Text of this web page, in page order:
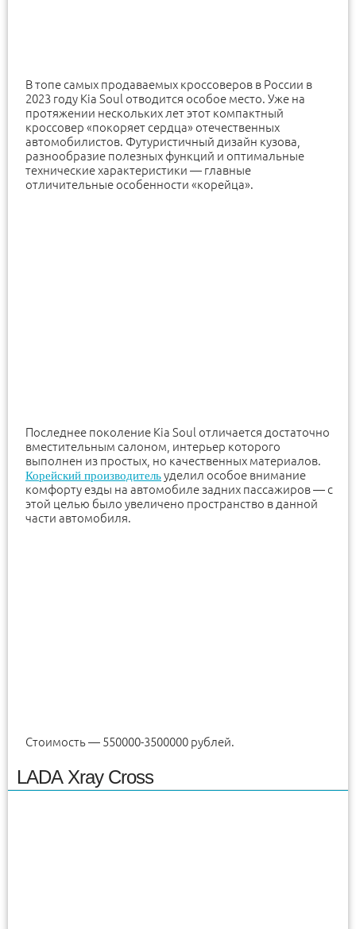
В топе самых продаваемых кроссоверов в России в
2023 году Kia Soul отводится особое место. Уже на
протяжении нескольких лет этот компактный
кроссовер «покоряет сердца» отечественных
автомобилистов. Футуристичный дизайн кузова,
разнообразие полезных функций и оптимальные
технические характеристики — главные
отличительные особенности «корейца».
Последнее поколение Kia Soul отличается достаточно
вместительным салоном, интерьер которого
выполнен из простых, но качественных материалов.
Корейский производительуделил особое внимание
комфорту езды на автомобиле задних пассажиров — с
этой целью было увеличено пространство в данной
части автомобиля.
Стоимость — 550000-3500000 рублей.
LADA Xray Cross